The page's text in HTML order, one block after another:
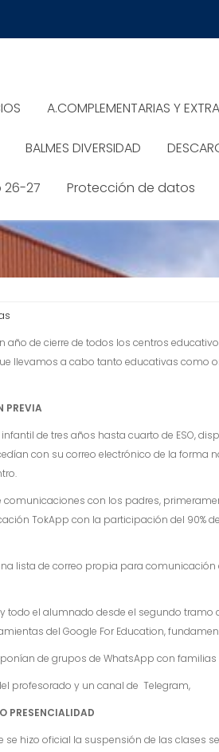
A.COMPLEMENTARIAS Y
BALMES DIVERSIDAD
26-27 Protección de datos
año de cierre de todos los centros
llevamos a cabo tanto educativas como
PREVIA
de tres años hasta cuarto de ESO,
con su correo electrónico de la
con los padres,
TokApp con la participación del 90%
lista de correo propia para
todo el alumnado desde el segundo tramo
del Google For Education,
de grupos de WhatsApp con familias
profesorado y un canal de Telegram,
PRESENCIALIDAD
hizo oficial la suspensión de las clases